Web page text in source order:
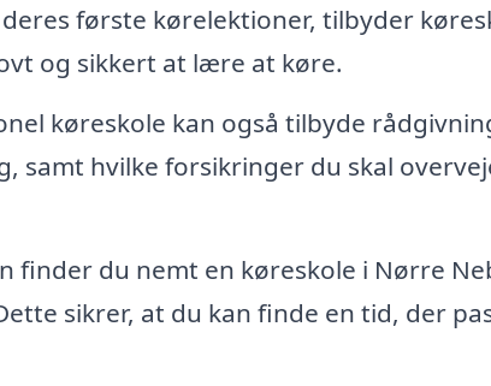
første kørelektioner, tilbyder
og sikkert at lære at køre.
køreskole kan også tilbyde
samt hvilke forsikringer du skal
finder du nemt en køreskole i Nørre
sikrer, at du kan finde en tid, der